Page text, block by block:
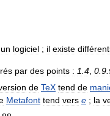
un logiciel ; il existe
par des points : 1.4, 0.9.
de TeX tend de
Metafont tend vers e ; la